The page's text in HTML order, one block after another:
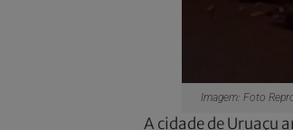
Imagem: Foto
A cidade de Uruaçu